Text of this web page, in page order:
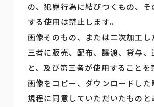
の、犯罪行為に結びつくもの、そ
する使用は禁止します。
画像そのもの、または二次加工し
三者に販売、配布、譲渡、貸与、
と、及び第三者が使用することを
画像をコピー、ダウンロードした
規程に同意していただいたものと